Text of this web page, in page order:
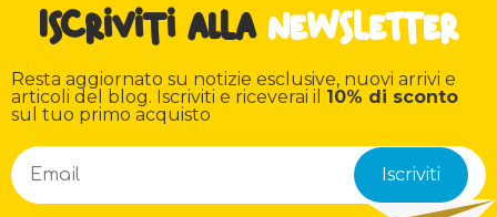
Iscriviti alla newsletter
Resta aggiornato su notizie esclusive, nuovi arrivi e
articoli del blog. Iscriviti e riceverai il 10% di sconto
sul tuo primo acquisto